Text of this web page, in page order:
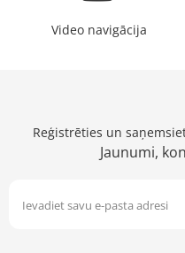
Video navigācija
Reģistrēties un
Jaunumi,